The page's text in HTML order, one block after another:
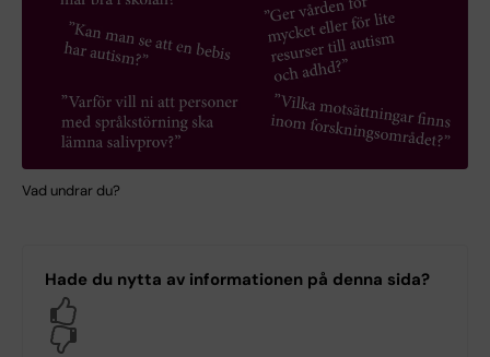
Vad undrar du?
Hade du nytta av informationen på denna sida?